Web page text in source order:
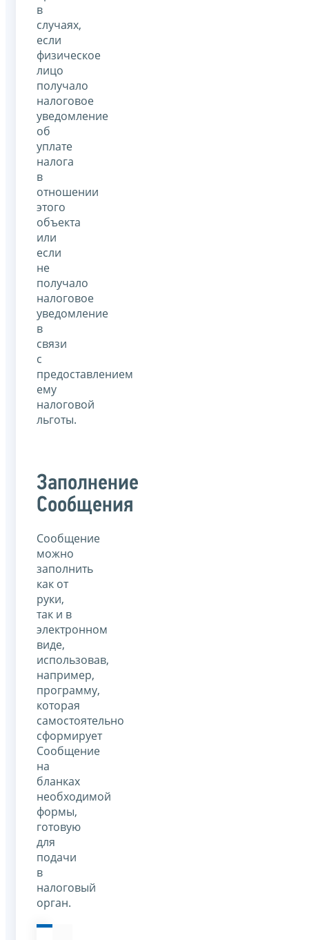
в
случаях,
если
физическое
лицо
получало
налоговое
уведомление
об
уплате
налога
в
отношении
этого
объекта
или
если
не
получало
налоговое
уведомление
в
связи
с
предоставлением
ему
налоговой
льготы.
Заполнение
Сообщения
Сообщение
можно
заполнить
как от
руки,
так и в
электронном
виде,
использовав,
например,
программу,
которая
самостоятельно
сформирует
Сообщение
на
бланках
необходимой
формы,
готовую
для
подачи
в
налоговый
орган.